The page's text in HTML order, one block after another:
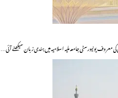
معروف یونیورسٹی جامعہ ملیہ اسلامیہ میں ہندی زبان سیکھنے آئی…